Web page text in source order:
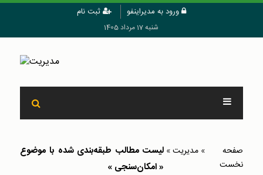
ورود به مدیراینفو ثبت نام
شنبه 17 مرداد 1405
صفحه
نخست
» مدیریت» لیست مطالب طبقه‌بندی شده با موضوع
« امکان‌سنجی »